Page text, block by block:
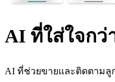
AI ที่ใส่ใจกว่
AI ที่ช่วยขายและติดตาม